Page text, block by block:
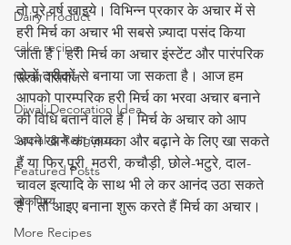
Dairy Product
cake recipe
सिरका रेसिपीज
Diwali Decoration Idea
Social & Religious
Featured Posts
लोकप्रिय
More Recipes
तो पूरे वर्ष खाइये। विभिन्न प्रकार के अचार में से
हरी मिर्च का अचार भी सबसे ज़्यादा पसंद किया
जाता है। हरी मिर्च का अचार इंस्टेंट और पारंपरिक
दोनों तरीकों से बनाया जा सकता है। आज हम
आपको पारम्परिक हरी मिर्च का भरवा अचार बनाने
की विधि बताने वाले हैं। मिर्च के अचार को आप
अपने खाने का ज़ायका और बढ़ाने के लिए खा सकते
हैं या फिर पूरी, मठरी, कचौड़ी, छोले-भटुरे, दाल-
चावल इत्यादि के साथ भी ले कर आनंद उठा सकते
हैं। तो आइए बनाना शुरू करते हैं मिर्च का अचार।